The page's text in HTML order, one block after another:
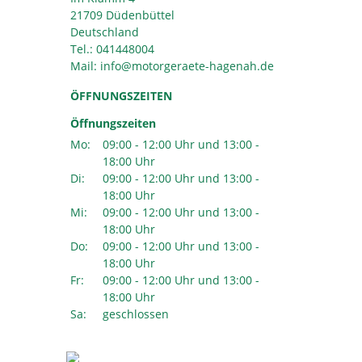
21709 Düdenbüttel
Deutschland
Tel.: 041448004
Mail:
ÖFFNUNGSZEITEN
Öffnungszeiten
Mo:
09:00 - 12:00 Uhr und 13:00 -
18:00 Uhr
Di:
09:00 - 12:00 Uhr und 13:00 -
18:00 Uhr
Mi:
09:00 - 12:00 Uhr und 13:00 -
18:00 Uhr
Do:
09:00 - 12:00 Uhr und 13:00 -
18:00 Uhr
Fr:
09:00 - 12:00 Uhr und 13:00 -
18:00 Uhr
Sa:
geschlossen